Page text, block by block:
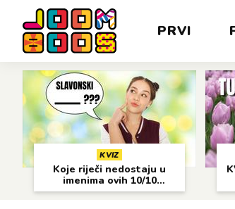
PRVI
KVIZ
Koje riječi nedostaju u
imenima ovih 10/10
gradova?